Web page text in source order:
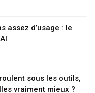
assez d’usage : le
sous les outils,
vraiment mieux ?